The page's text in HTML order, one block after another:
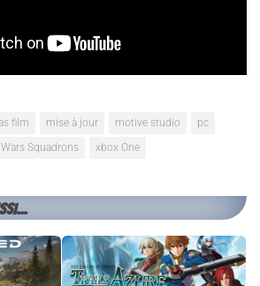
film mise à jour motive studio
pc
Squadrons xbox One